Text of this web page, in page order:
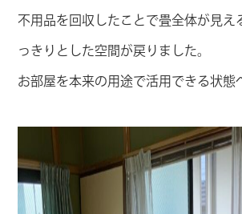
不用品を回収したことで畳全体が見え
っきりとした空間が戻りました。
お部屋を本来の用途で活用できる状態